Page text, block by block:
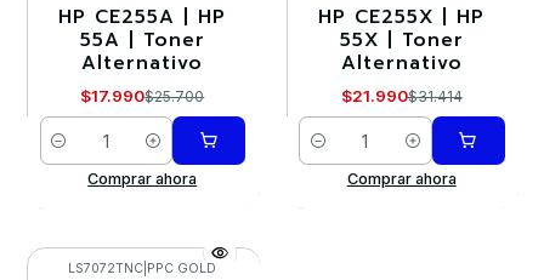
-30%
HP CE255A | HP
55A | Toner
Alternativo
$17.990$25.700
Cantidad
Comprar ahora
-30%
HP CE255X | HP
55X | Toner
Alternativo
$21.990$31.414
Cantidad
Comprar ahora
LS7072TNC PPC GOLD